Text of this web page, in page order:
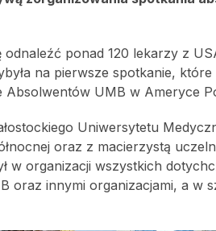
odnaleźć ponad 120 lekarzy z
na pierwsze spotkanie, które
UMB w Ameryce
Uniwersytetu
oraz z macierzystą
w organizacji wszystkich
oraz innymi organizacjami, a w